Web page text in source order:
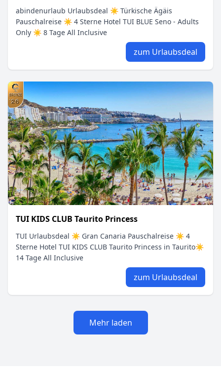
abindenurlaub Urlaubsdeal ☀ Türkische Ägäis
Pauschalreise ☀ 4 Sterne Hotel TUI BLUE Seno - Adults
Only ☀ 8 Tage All Inclusive
zum Urlaubsdeal
TUI KIDS CLUB Taurito Princess
TUI Urlaubsdeal ☀ Gran Canaria Pauschalreise ☀ 4
Sterne Hotel TUI KIDS CLUB Taurito Princess in Taurito☀
14 Tage All Inclusive
zum Urlaubsdeal
Mehr laden